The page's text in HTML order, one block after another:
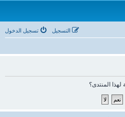
تسجيل الدخول التسجيل
المنتدى؟